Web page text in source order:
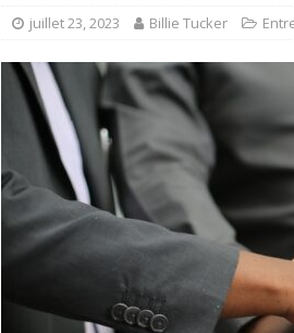
juillet 23, 2023 Billie Tucker